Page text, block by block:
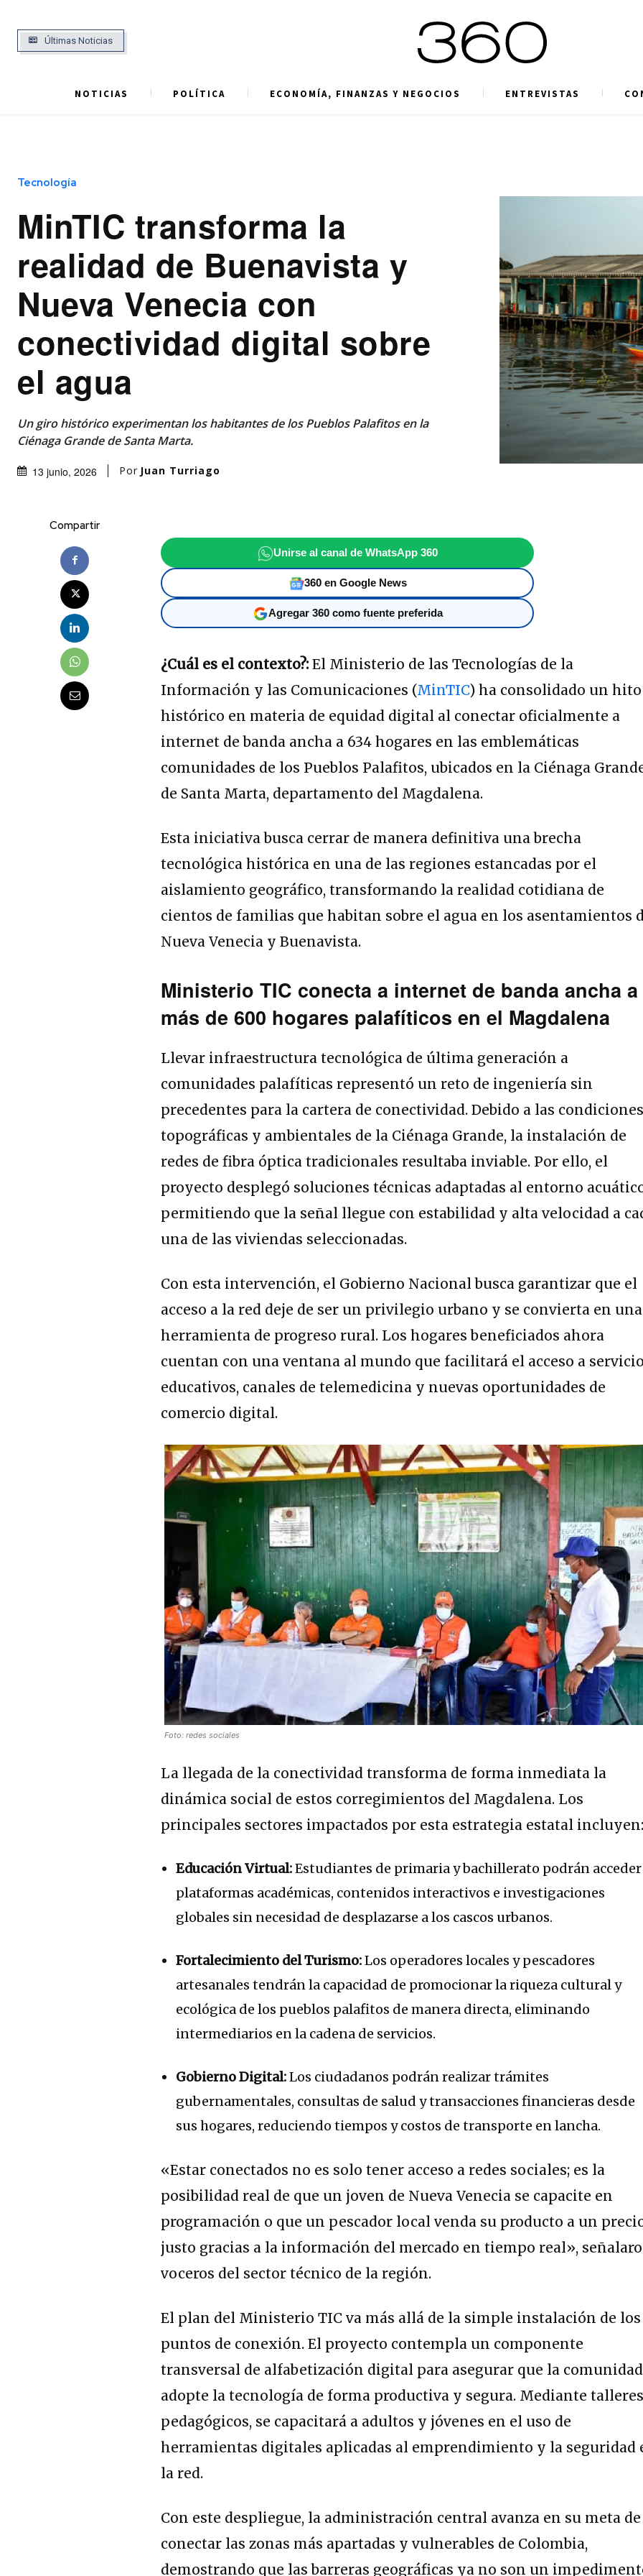
Últimas Noticias
NOTICIAS POLÍTICA ECONOMÍA, FINANZAS Y NEGOCIOS ENTREVISTAS
Tecnología
MinTIC transforma la
realidad de Buenavista y
Nueva Venecia con
conectividad digital sobre
el agua
Un giro histórico experimentan los habitantes de los Pueblos Palafitos en la
Ciénaga Grande de Santa Marta.
13 junio, 2026 Por Juan Turriago
Compartir
Unirse al canal de WhatsApp 360
360 en Google News
Agregar 360 como fuente preferida
¿Cuál es el contexto?: El Ministerio de las Tecnologías de la
Información y las Comunicaciones (MinTIC) ha consolidado un hito
histórico en materia de equidad digital al conectar oficialmente a
internet de banda ancha a 634 hogares en las emblemáticas
comunidades de los Pueblos Palafitos, ubicados en la Ciénaga
de Santa Marta, departamento del Magdalena.
Esta iniciativa busca cerrar de manera definitiva una brecha
tecnológica histórica en una de las regiones estancadas por el
aislamiento geográfico, transformando la realidad cotidiana de
cientos de familias que habitan sobre el agua en los asentamientos
Nueva Venecia y Buenavista.
Ministerio TIC conecta a internet de banda ancha a
más de 600 hogares palafíticos en el Magdalena
Llevar infraestructura tecnológica de última generación a
comunidades palafíticas representó un reto de ingeniería sin
precedentes para la cartera de conectividad. Debido a las
topográficas y ambientales de la Ciénaga Grande, la instalación de
redes de fibra óptica tradicionales resultaba inviable. Por ello, el
proyecto desplegó soluciones técnicas adaptadas al entorno
permitiendo que la señal llegue con estabilidad y alta velocidad a
una de las viviendas seleccionadas.
Con esta intervención, el Gobierno Nacional busca garantizar que el
acceso a la red deje de ser un privilegio urbano y se convierta en una
herramienta de progreso rural. Los hogares beneficiados ahora
cuentan con una ventana al mundo que facilitará el acceso a
educativos, canales de telemedicina y nuevas oportunidades de
comercio digital.
Foto: redes sociales
La llegada de la conectividad transforma de forma inmediata la
dinámica social de estos corregimientos del Magdalena. Los
principales sectores impactados por esta estrategia estatal
Educación Virtual:Estudiantes de primaria y bachillerato podrán acceder
plataformas académicas, contenidos interactivos e investigaciones
globales sin necesidad de desplazarse a los cascos urbanos.
Fortalecimiento del Turismo:Los operadores locales y pescadores
artesanales tendrán la capacidad de promocionar la riqueza cultural y
ecológica de los pueblos palafitos de manera directa, eliminando
intermediarios en la cadena de servicios.
Gobierno Digital:Los ciudadanos podrán realizar trámites
gubernamentales, consultas de salud y transacciones financieras desde
sus hogares, reduciendo tiempos y costos de transporte en lancha.
«Estar conectados no es solo tener acceso a redes sociales; es la
posibilidad real de que un joven de Nueva Venecia se capacite en
programación o que un pescador local venda su producto a un
justo gracias a la información del mercado en tiempo real»,
voceros del sector técnico de la región.
El plan del Ministerio TIC va más allá de la simple instalación de los
puntos de conexión. El proyecto contempla un componente
transversal de alfabetización digital para asegurar que la comunidad
adopte la tecnología de forma productiva y segura. Mediante
pedagógicos, se capacitará a adultos y jóvenes en el uso de
herramientas digitales aplicadas al emprendimiento y la seguridad
la red.
Con este despliegue, la administración central avanza en su meta de
conectar las zonas más apartadas y vulnerables de Colombia,
demostrando que las barreras geográficas ya no son un